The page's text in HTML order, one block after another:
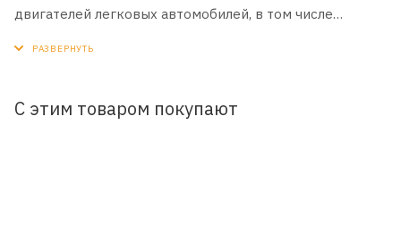
двигателей легковых автомобилей, в том числе
С этим товаром покупают